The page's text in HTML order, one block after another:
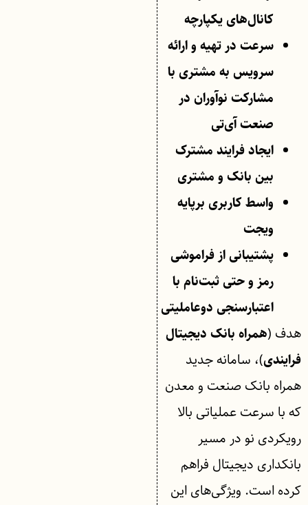
کانال‌های یکپارچه
سرعت در تهیه و ارائه
سرویس به مشتری با
مشارکت نوآوران در
صنعت آی‌تی
ایجاد فرایند مشترک
بین بانک و مشتری
واسط کاربری برپایه
ویجت
پشتیبانی از فراموشی
رمز و حتی ثبت‌نام با
اعتبارسنجی دوعاملیتی
هدف (همراه بانک دیجیتال
فرایندی)، سامانه جدید
همراه بانک صنعت و معدن
که با سرعت عملیاتی بالا
رویکردی نو در مسیر
بانکداری دیجیتال فراهم
کرده است. ویژگی‌های این